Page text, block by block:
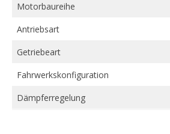
Motorbaureihe
Antriebsart
Getriebeart
Fahrwerkskonfiguration
Dämpferregelung